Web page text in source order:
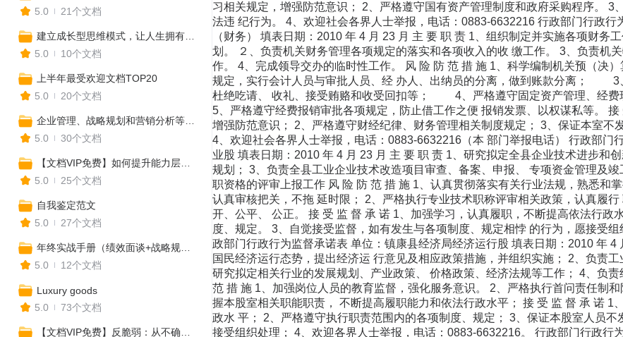
习相关规定，增强防范意识； 2、严格遵守国有资产管理制度和政府采购程序。 3
法违 纪行为。 4、欢迎社会各界人士举报，电话：0883-6632216 行政部门行政行
（财务） 填表日期：2010 年 4 月 23 月 主 要 职 责 1、组织制定并实施各项财务
划。 ２、负责机关财务管理各项规定的落实和各项收入的收 缴工作。 3、负责机
作。 4、完成领导交办的临时性工作。 风 险 防 范 措 施 1、科学编制机关预（
规定，实行会计人员与审批人员、经 办人、出纳员的分离，做到账款分离； 3
杜绝吃请、 收礼、接受贿赂和收受回扣等； 4、严格遵守固定资产管理、经费
5、严格遵守经费报销审批各项规定，防止借工作之便 报销发票、以权谋私等。 接
增强防范意识； 2、严格遵守财经纪律、财务管理相关制度规定； 3、保证本室不
4、欢迎社会各界人士举报，电话：0883-6632216（本 部门举报电话） 行政部门
业股 填表日期：2010 年 4 月 23 月 主 要 职 责 1、研究拟定全县企业技术进步和
规划； 3、负责全县工业企业技术改造项目审查、备案、申报、 专项资金管理及
职资格的评审上报工作 风 险 防 范 措 施 1、认真贯彻落实有关行业法规，熟悉和
认真审核把关，不拖 延时限； 2、严格执行专业技术职称评审相关政策，认真履
开、公平、 公正。 接 受 监 督 承 诺 1、加强学习，认真履职，不断提高依法行政
度、规定。 3、自觉接受监督，如有发生与各项制度、规定相悖 的行为，愿接受
政部门行政行为监督承诺表 单位：镇康县经济局经济运行股 填表日期：2010 年 4
国民经济运行态势，提出经济运 行意见及相应政策措施，并组织实施； 2、负责
研究拟定相关行业的发展规划、产业政策、 价格政策、经济法规等工作； 4、负
范 措 施 1、加强岗位人员的教育监督，强化服务意识。 2、严格执行首问责任制
握本股室相关职能职责， 不断提高履职能力和依法行政水平； 接 受 监 督 承 诺 1
政水 平； 2、严格遵守执行职责范围内的各项制度、规定； 3、保证本股室人员
接受组织处理； 4、欢迎各界人士举报，电话：0883-6632216。 行政部门行政行
5.0
21个文档
5.0
10个文档
上半年最受欢迎文档TOP20
5.0
20个文档
5.0
30个文档
5.0
25个文档
自我鉴定范文
5.0
27个文档
5.0
12个文档
Luxury goods
5.0
73个文档